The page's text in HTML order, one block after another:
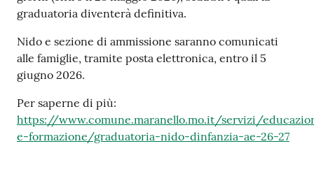
su
graduatoria diventerà definitiva.
Nido e sezione di ammissione saranno comunicati
alle famiglie, tramite posta elettronica, entro il 5
giugno 2026.
Per saperne di più:
https://www.comune.maranello.mo.it/servizi/
e-formazione/graduatoria-nido-dinfanzia-ae-26-27